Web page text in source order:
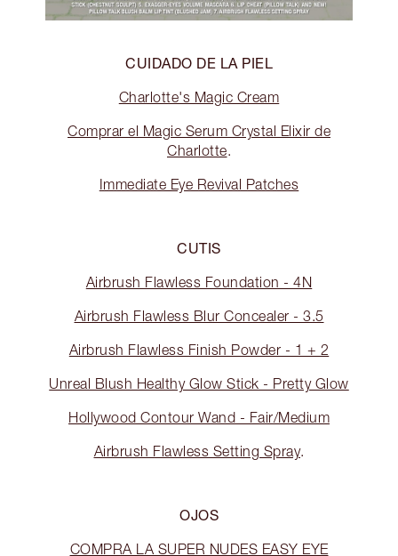
CUIDADO DE LA PIEL
Charlotte's Magic Cream
Comprar el Magic Serum Crystal Elixir de
Charlotte.
Immediate Eye Revival Patches
CUTIS
Airbrush Flawless Foundation - 4N
Airbrush Flawless Blur Concealer - 3.5
Airbrush Flawless Finish Powder - 1 + 2
Unreal Blush Healthy Glow Stick - Pretty Glow
Hollywood Contour Wand - Fair/Medium
Airbrush Flawless Setting Spray.
OJOS
COMPRA LA SUPER NUDES EASY EYE